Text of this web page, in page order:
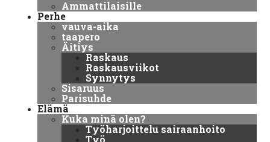
Ammattilaisille
Perhe
vauva-aika
taapero
Äitiys
Raskaus
Raskausviikot
Synnytys
Sisaruus
Parisuhde
Elämä
Kuka minä olen?
Työharjoittelu sairaanhoito
Työ